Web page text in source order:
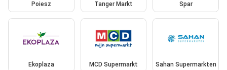
Poiesz Tanger Markt Spar
Ekoplaza MCD Supermarkt Sahan Supermarkten